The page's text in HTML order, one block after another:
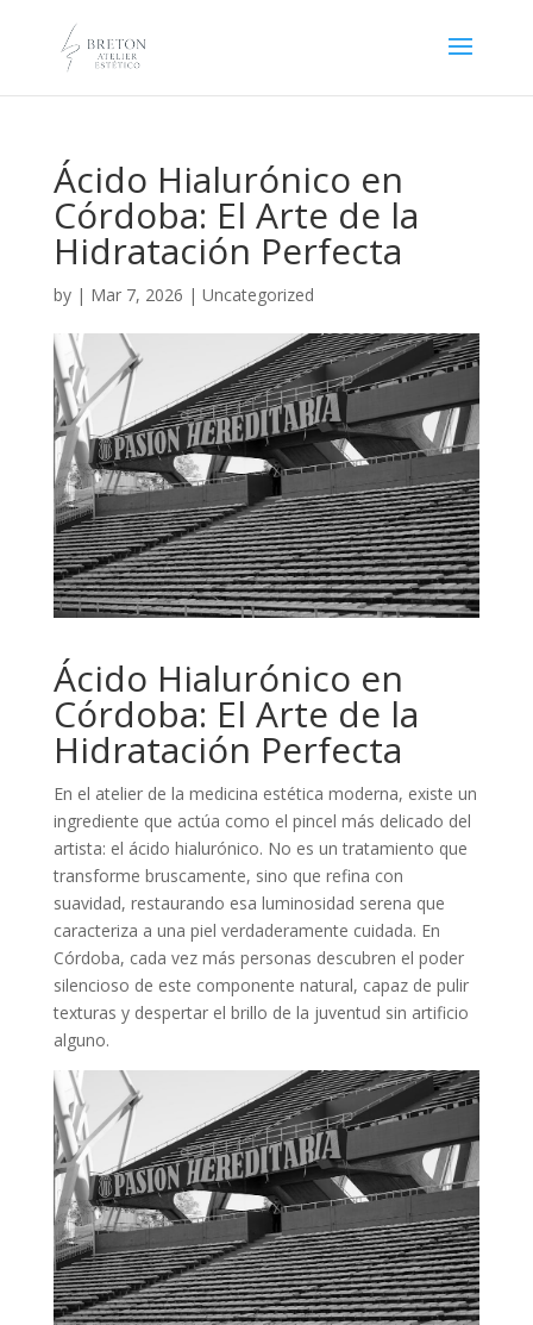
Ácido Hialurónico en
Córdoba: El Arte de la
Hidratación Perfecta
by | Mar 7, 2026 | Uncategorized
Ácido Hialurónico en
Córdoba: El Arte de la
Hidratación Perfecta
En el atelier de la medicina estética moderna, existe un
ingrediente que actúa como el pincel más delicado del
artista: el ácido hialurónico. No es un tratamiento que
transforme bruscamente, sino que refina con
suavidad, restaurando esa luminosidad serena que
caracteriza a una piel verdaderamente cuidada. En
Córdoba, cada vez más personas descubren el poder
silencioso de este componente natural, capaz de pulir
texturas y despertar el brillo de la juventud sin artificio
alguno.